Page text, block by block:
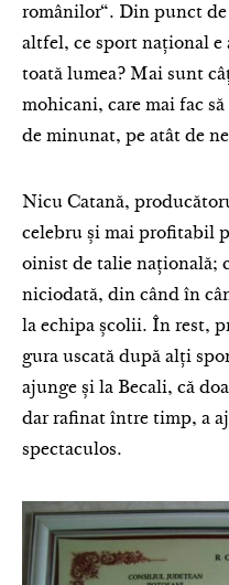
românilor“. Din punct de
altfel, ce sport național e
toată lumea? Mai sunt
mohicani, care mai fac
de minunat, pe atât de
Nicu Catană,
celebru și mai profitabil
oinist de talie națională;
niciodată, din când în
la echipa școlii. În rest,
gura uscată după alți
ajunge și la Becali, că
dar rafinat între timp, a
spectaculos.